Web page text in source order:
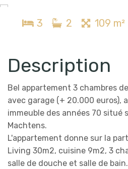
3 2 109 m²
Description
Bel appartement 3 chambres
avec garage (+ 20.000 euros),
immeuble des années 70 situé
Machtens.
L'appartement donne sur la
Living 30m2, cuisine 9m2, 3
salle de douche et salle de